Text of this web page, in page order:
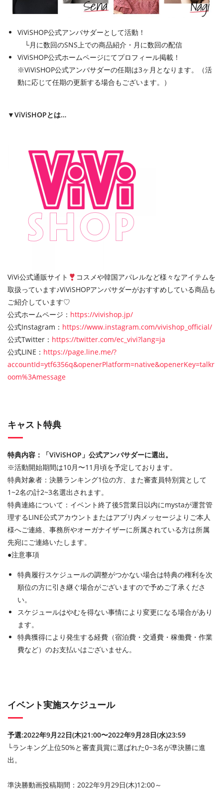
ViViSHOP公式アンバサダーとして活動！
└月に数回のSNS上での商品紹介・月に数回の配信
ViViSHOP公式ホームページにてプロフィール掲載！
※ViViSHOP公式アンバサダーの任期は3ヶ月となります。（活
動に応じて任期の更新する場合もございます。）
▼ViViSHOPとは…
ViVi公式通販サイト
コスメや韓国アパレルなど様々なアイテムを
取扱っています♪ ViViSHOPアンバサダーがおすすめしている商品も
ご紹介しています♡
公式ホームページ： https://vivishop.jp/
公式Instagram： https://www.instagram.com/vivishop_official/
公式Twitter： https://twitter.com/ec_vivi?lang=ja
公式LINE： https://page.line.me/?
accountId=ytf6356q&openerPlatform=native&openerKey=talkr
oom%3Amessage
キャスト特典
特典内容：「ViViSHOP」公式アンバサダーに選出。
※活動開始期間は10月〜11月頃を予定しております。
特典対象者：決勝ランキング1位の方、また審査員特別賞として
1~2名の計2~3名選出されます。
特典連絡について：イベント終了後5営業日以内にmystaが運営管
理するLINE公式アカウントまたはアプリ内メッセージよりご本人
様へご連絡、事務所やオーガナイザーに所属されている方は所属
先宛にご連絡いたします。
●注意事項
特典履行スケジュールの調整がつかない場合は特典の権利を次
順位の方に引き継ぐ場合がございますので予めご了承くださ
い。
スケジュールはやむを得ない事情により変更になる場合があり
ます。
特典獲得により発生する経費（宿泊費・交通費・稼働費・作業
費など）のお支払いはございません。
イベント実施スケジュール
予選:2022年9月22日(木)21:00〜2022年9月28日(水)23:59
└ランキング上位50%と審査員賞に選ばれた0~3名が凖決勝に進
出。
準決勝動画投稿期間：2022年9月29日(木)12:00～